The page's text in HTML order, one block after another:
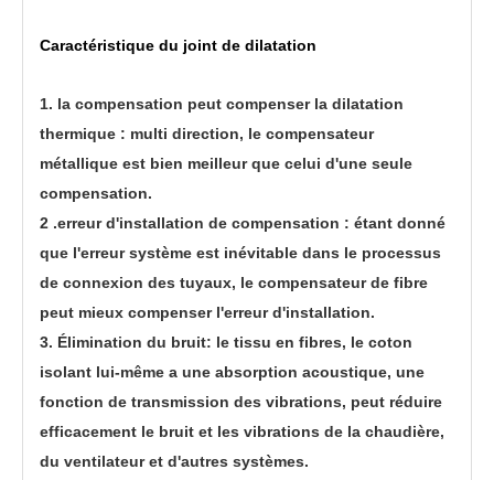
Caractéristique du joint de dilatation
1. la compensation peut compenser la dilatation
thermique : multi direction, le compensateur
métallique est bien meilleur que celui d'une seule
compensation.
2 .erreur d'installation de compensation : étant donné
que l'erreur système est inévitable dans le processus
de connexion des tuyaux, le compensateur de fibre
peut mieux compenser l'erreur d'installation.
3. Élimination du bruit: le tissu en fibres, le coton
isolant lui-même a une absorption acoustique, une
fonction de transmission des vibrations, peut réduire
efficacement le bruit et les vibrations de la chaudière,
du ventilateur et d'autres systèmes.